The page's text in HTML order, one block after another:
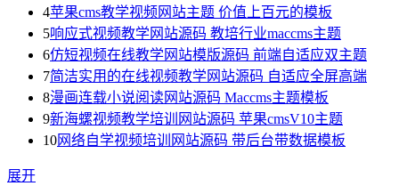
4苹果cms教学视频网站主题 价值上百元的模板
5响应式视频教学网站源码 教培行业maccms主题
6仿短视频在线教学网站模版源码 前端自适应双主题
7简洁实用的在线视频教学网站源码 自适应全屏高端
8漫画连载小说阅读网站源码 Maccms主题模板
9新海螺视频教学培训网站源码 苹果cmsV10主题
10网络自学视频培训网站源码 带后台带数据模板
展开